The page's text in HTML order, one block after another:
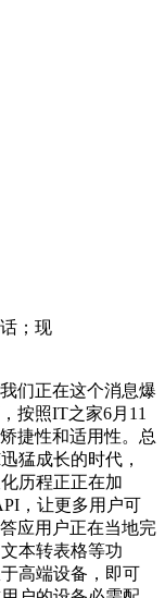
；现
们正在这个消息爆
按照IT之家6月11
捷性和适用性。总
猛成长的时代，
历程正正在加
，让更多用户可
应用户正在当地完
本转表格等功
高端设备，即可